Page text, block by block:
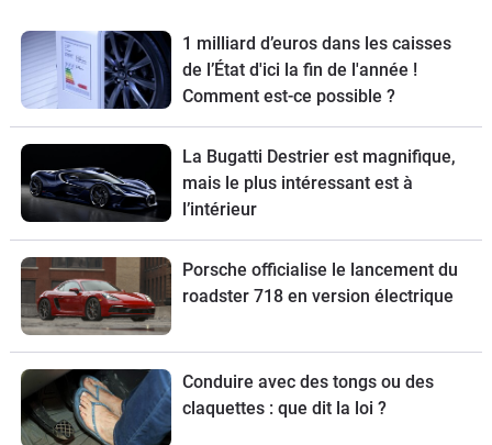
1 milliard d’euros dans les caisses
de l’État d'ici la fin de l'année !
Comment est-ce possible ?
La Bugatti Destrier est magnifique,
mais le plus intéressant est à
l’intérieur
Porsche officialise le lancement du
roadster 718 en version électrique
Conduire avec des tongs ou des
claquettes : que dit la loi ?